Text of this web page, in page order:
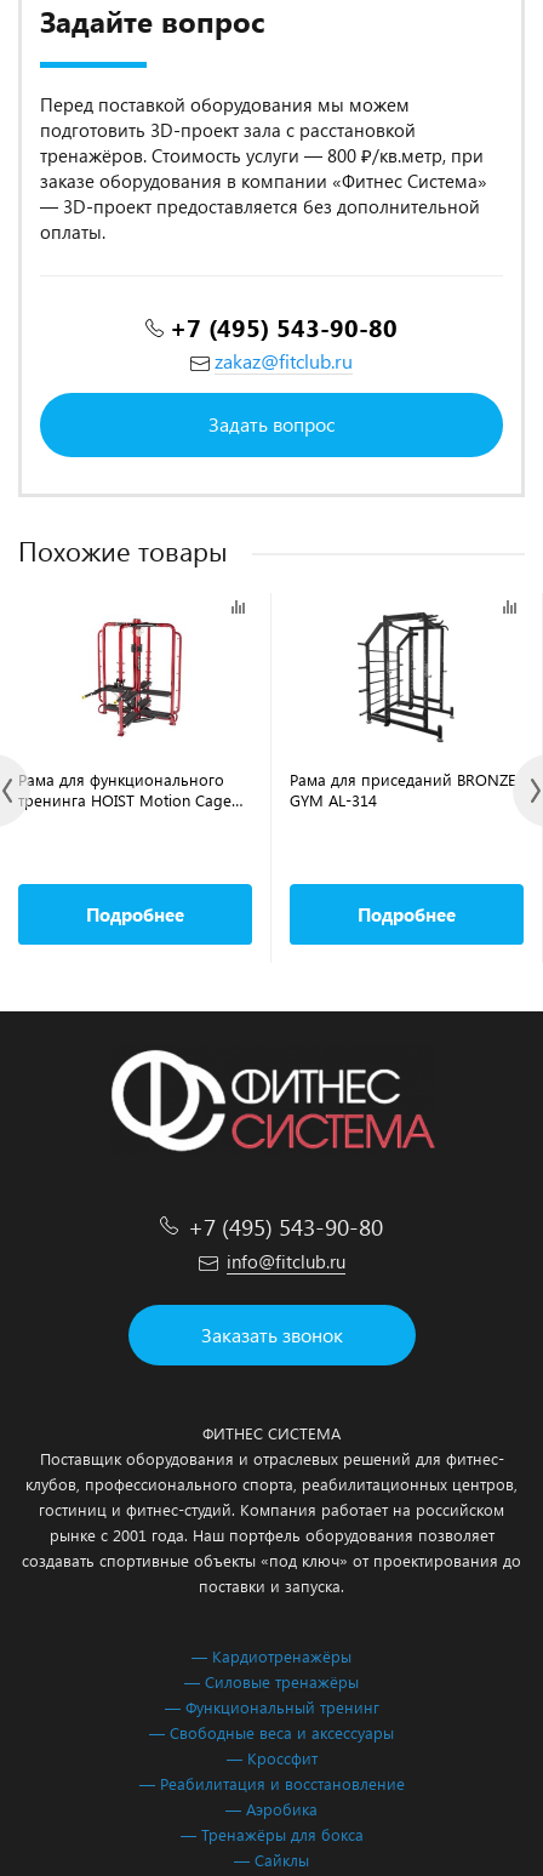
Задайте вопрос
Перед поставкой оборудования мы можем
подготовить 3D-проект зала с расстановкой
тренажёров. Стоимость услуги — 800 ₽/кв.метр, при
заказе оборудования в компании «Фитнес Система»
— 3D-проект предоставляется без дополнительной
оплаты.
+7 (495) 543-90-80
zakaz@fitclub.ru
Задать вопрос
Похожие товары
Рама для функционального
тренинга HOIST Motion Cage
Подробнее
Рама для приседаний BRONZE
GYM AL-314
Подробнее
+7 (495) 543-90-80
info@fitclub.ru
Заказать звонок
ФИТНЕС СИСТЕМА
Поставщик оборудования и отраслевых решений для фитнес-
клубов, профессионального спорта, реабилитационных центров,
гостиниц и фитнес-студий. Компания работает на российском
рынке с 2001 года. Наш портфель оборудования позволяет
создавать спортивные объекты «под ключ» от проектирования до
поставки и запуска.
— Кардиотренажёры
— Силовые тренажёры
— Функциональный тренинг
— Свободные веса и аксессуары
— Кроссфит
— Реабилитация и восстановление
— Аэробика
— Тренажёры для бокса
— Сайклы